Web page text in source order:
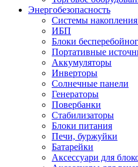
Энергобезопасность
Системы
ИБП
Блоки
Портативные
Аккумуляторы
Инверторы
Солнечные панели
Генераторы
Повербанки
Стабилизаторы
Блоки питания
Печи, буржуйки
Батарейки
Аксессуари для